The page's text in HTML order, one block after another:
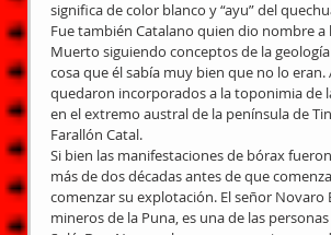
significa de color blanco y “ayu” del
Fue también Catalano quien dio nombre
Muerto siguiendo conceptos de la
cosa que él sabía muy bien que no lo
quedaron incorporados a la toponimia de
en el extremo austral de la península de
Farallón Catal.
Si bien las manifestaciones de bórax
más de dos décadas antes de que
comenzar su explotación. El señor
mineros de la Puna, es una de las